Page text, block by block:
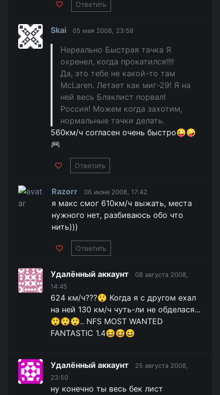
Ответить
Skai 05 мая 2008, 23:58
Нереально Быстрая тачка Я
охренел, когда прокатился!!!!
Да, это тебе не какой-то там
McLaren. Летает как миг-29! Я на
ней весь Блэклист порвал!
Россия! Можем когда захотим,
нормальные тачки делать.
560км/ч согласен очень быстро😜🤪
🎮
Ответить
Razorr 06 июня 2008, 17:42
я макс смог 610км/ч выжать, места
нужного нет, разбиваюсь обо что
нить)))
Ответить
Удалённый аккаунт
08 августа 2008,
14:45
624 км/ч???😲 Когда я с другом ехал
на ней 130 км/ч чуть-ли не обделася...
😲😲😲.. NFS MOST WANTED
FANTASTIC 1.4😆😆😆
Удалённый аккаунт
25 августа 2008,
23:50
ну конечно ты весь бек лист